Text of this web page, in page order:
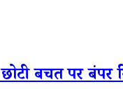
बचत पर बंपर